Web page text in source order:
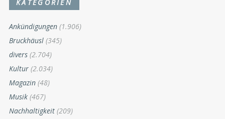
KATEGORIEN
Ankündigungen (1.906)
Bruckhäusl (345)
divers (2.704)
Kultur (2.034)
Magazin (48)
Musik (467)
Nachhaltigkeit (209)